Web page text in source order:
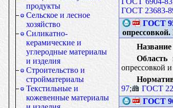
продукты
Сельское и лесное
хозяйство
Силикатно-
керамические и
углеродные материалы
и изделия
Строительство и
стройматериалы
Текстильные и
кожевенные материалы
ГОСТ 23683-
ГОСТ
Название
Область
опрессовкой
97; ГОСТ
ГОСТ